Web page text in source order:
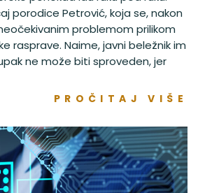
porodice Petrović, koja se, nakon
problemom prilikom
rasprave. Naime, javni beležnik im
ne može biti sproveden, jer
PROČITAJ VIŠE